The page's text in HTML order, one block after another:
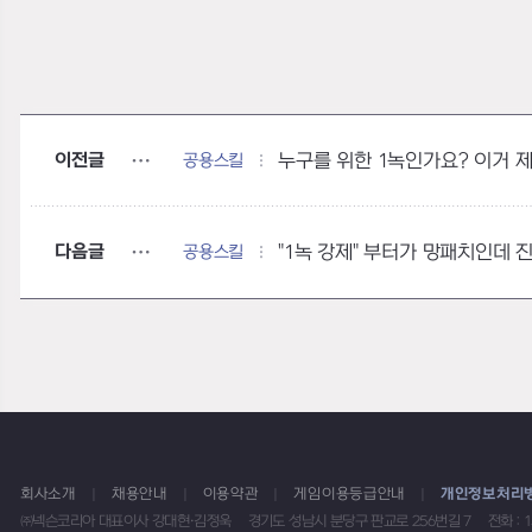
이전글 공용스킬
다음글 공용스킬
회사소개 채용안내 이용약관 게임이용등급안내
개인정보처리
㈜넥슨코리아 대표이사 강대현·김정욱
경기도 성남시 분당구 판교로 256번길 7
전화 :